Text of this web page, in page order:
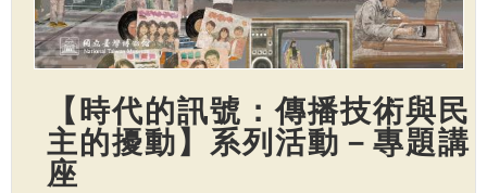
【時代的訊號：傳播技術與民
主的擾動】系列活動－專題講
座